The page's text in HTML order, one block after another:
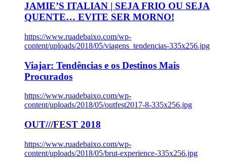
JAMIE’S ITALIAN | SEJA FRIO OU SEJA
QUENTE… EVITE SER MORNO!
https://www.ruadebaixo.com/wp-
content/uploads/2018/05/viagens_tendencias-335x256.jpg
Viajar: Tendências e os Destinos Mais
Procurados
https://www.ruadebaixo.com/wp-
content/uploads/2018/05/outfest2017-8-335x256.jpg
OUT///FEST 2018
https://www.ruadebaixo.com/wp-
content/uploads/2018/05/brut-experience-335x256.jpg